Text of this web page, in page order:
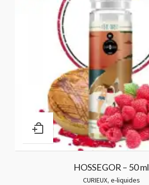
HOSSEGOR – 50 ml
CURIEUX, e-liquides